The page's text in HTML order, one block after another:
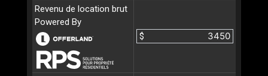
Revenu de location brut
Powered By
$